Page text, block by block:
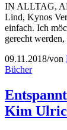
IN ALLTAG,
Lind, Kynos
einfach. Ich
gerecht
09.11.2018/von
Bücher
Kim